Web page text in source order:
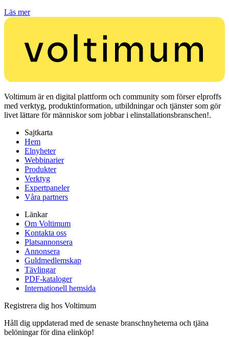
Läs mer
Voltimum är en digital plattform och community som förser elproffs
med verktyg, produktinformation, utbildningar och tjänster som gör
livet lättare för människor som jobbar i elinstallationsbranschen!.
Sajtkarta
Hem
Elnyheter
Webbinarier
Produkter
Verktyg
Expertpaneler
Våra partners
Länkar
Om Voltimum
Kontakta oss
Platsannonsera
Annonsera
Guldmedlemskap
Tävlingar
PDF-kataloger
Internationell hemsida
Registrera dig hos Voltimum
Håll dig uppdaterad med de senaste branschnyheterna och tjäna
belöningar för dina elinköp!